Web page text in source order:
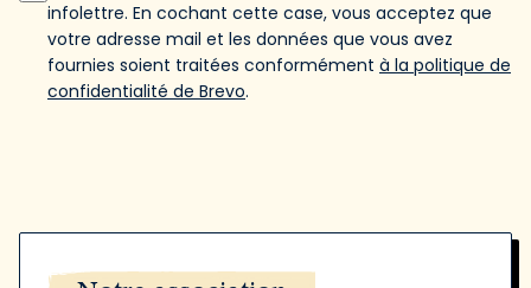
infolettre. En cochant cette case, vous acceptez que
votre adresse mail et les données que vous avez
fournies soient traitées conformément à la politique de
confidentialité de Brevo.